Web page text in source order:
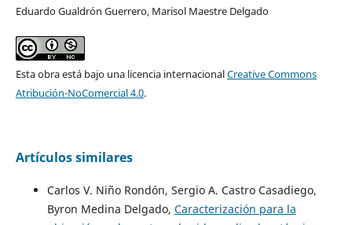
Eduardo Gualdrón Guerrero, Marisol Maestre Delgado
Esta obra está bajo una licencia internacionalCreative Commons
Atribución-NoComercial 4.0.
Artículos similares
Carlos V. Niño Rondón, Sergio A. Castro Casadiego,
Byron Medina Delgado, Caracterización para la